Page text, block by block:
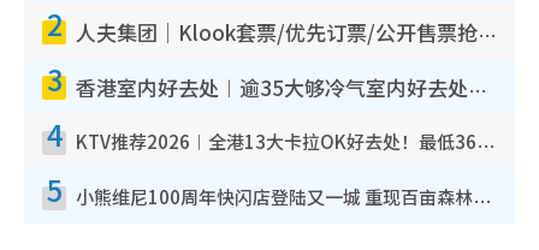
2 人夫集团｜Klook套票/优先订票/公开售票抢票攻略！附票价.购票连结.场地座位表
3 香港室内好去处︱逾35大够冷气室内好去处推荐 室内活动免费避雨无惧下雨
4 KTV推荐2026︱全港13大卡拉OK好去处！最低36元起 日语歌都有！(附地址+收费详情)
5 小熊维尼100周年快闪店登陆又一城 重现百亩森林经典场景／独家限定盲盒登场／专属DIY香水